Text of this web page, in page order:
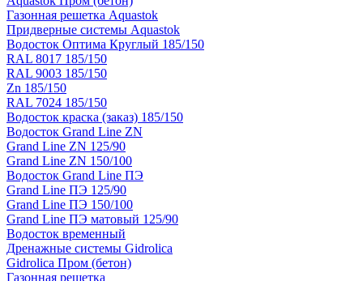
Газонная решетка Aquastok
Придверные системы Aquastok
Водосток Оптима Круглый 185/150
RAL 8017 185/150
RAL 9003 185/150
Zn 185/150
RAL 7024 185/150
Водосток краска (заказ) 185/150
Водосток Grand Line ZN
Grand Line ZN 125/90
Grand Line ZN 150/100
Водосток Grand Line ПЭ
Grand Line ПЭ 125/90
Grand Line ПЭ 150/100
Grand Line ПЭ матовый 125/90
Водосток временный
Дренажные системы Gidrolica
Gidrolica Пром (бетон)
Газонная решетка